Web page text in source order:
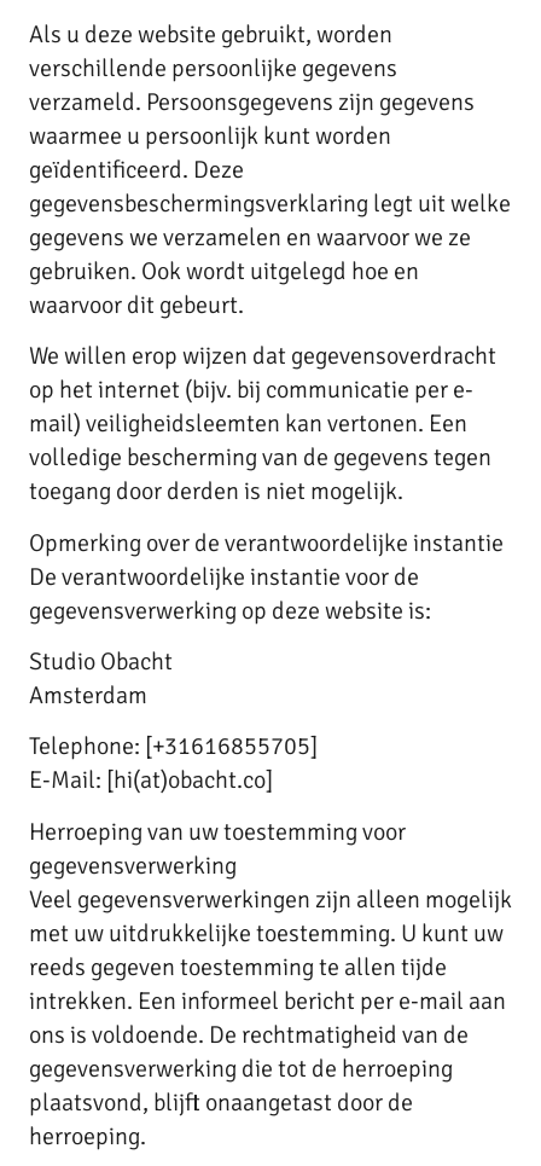
Als u deze website gebruikt, worden
verschillende persoonlijke gegevens
verzameld. Persoonsgegevens zijn gegevens
waarmee u persoonlijk kunt worden
geïdentificeerd. Deze
gegevensbeschermingsverklaring legt uit welke
gegevens we verzamelen en waarvoor we ze
gebruiken. Ook wordt uitgelegd hoe en
waarvoor dit gebeurt.
We willen erop wijzen dat gegevensoverdracht
op het internet (bijv. bij communicatie per e-
mail) veiligheidsleemten kan vertonen. Een
volledige bescherming van de gegevens tegen
toegang door derden is niet mogelijk.
Opmerking over de verantwoordelijke instantie
De verantwoordelijke instantie voor de
gegevensverwerking op deze website is:
Studio Obacht
Amsterdam
Telephone: [+31616855705]
E-Mail: [hi(at)obacht.co]
Herroeping van uw toestemming voor
gegevensverwerking
Veel gegevensverwerkingen zijn alleen mogelijk
met uw uitdrukkelijke toestemming. U kunt uw
reeds gegeven toestemming te allen tijde
intrekken. Een informeel bericht per e-mail aan
ons is voldoende. De rechtmatigheid van de
gegevensverwerking die tot de herroeping
plaatsvond, blijft onaangetast door de
herroeping.